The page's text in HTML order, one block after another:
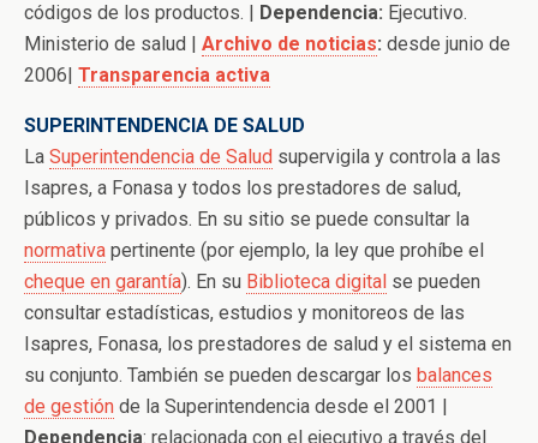
códigos de los productos. | Dependencia: Ejecutivo.
Ministerio de salud | Archivo de noticias: desde junio de
2006| Transparencia activa
SUPERINTENDENCIA DE SALUD
La Superintendencia de Salud supervigila y controla a las
Isapres, a Fonasa y todos los prestadores de salud,
públicos y privados. En su sitio se puede consultar la
normativa pertinente (por ejemplo, la ley que prohíbe el
cheque en garantía). En su Biblioteca digital se pueden
consultar estadísticas, estudios y monitoreos de las
Isapres, Fonasa, los prestadores de salud y el sistema en
su conjunto. También se pueden descargar los balances
de gestión de la Superintendencia desde el 2001 |
Dependencia: relacionada con el ejecutivo a través del